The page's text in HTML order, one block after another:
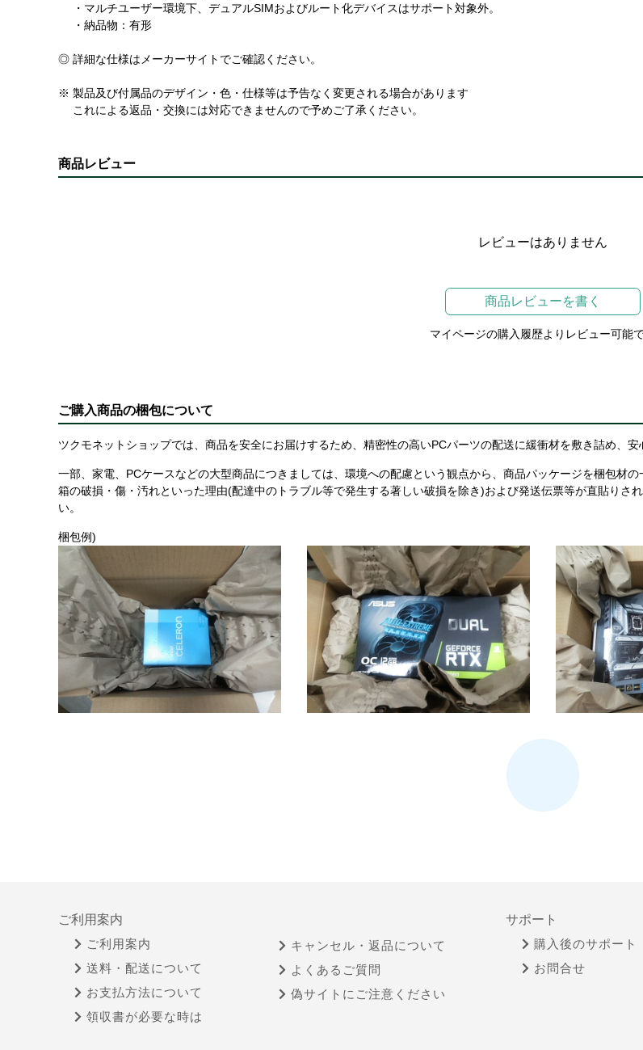
・マルチユーザー環境下、デュアルSIMおよびルート化デバイスはサポート対象外。
・納品物：有形
◎ 詳細な仕様はメーカーサイトでご確認ください。
※ 製品及び付属品のデザイン・色・仕様等は予告なく変更される場合があります
これによる返品・交換には対応できませんので予めご了承ください。
商品レビュー
レビューはありません
商品レビューを書く
マイページの購入履歴よりレビュー可能
ご購入商品の梱包について
ツクモネットショップでは、商品を安全にお届けするため、精密性の高いPCパーツの配送に緩衝材を敷き詰め、
一部、家電、PCケースなどの大型商品につきましては、環境への配慮という観点から、商品パッケージを梱包材
箱の破損・傷・汚れといった理由(配達中のトラブル等で発生する著しい破損を除き)および発送伝票等が直貼りさ
い。
梱包例)
ご利用案内
ご利用案内
送料・配送について
お支払方法について
領収書が必要な時は
キャンセル・返品について
よくあるご質問
偽サイトにご注意ください
サポート
購入後のサポート
お問合せ